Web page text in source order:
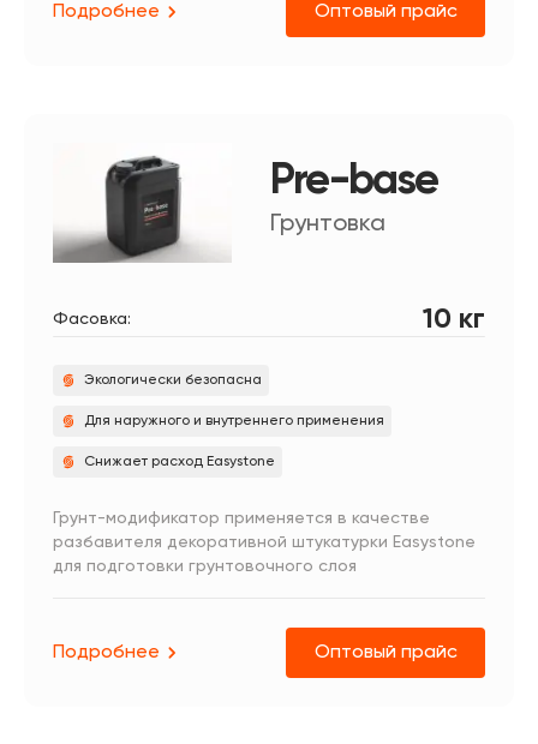
Подробнее Оптовый прайс
Pre-base
Грунтовка
Фасовка: 10 кг
Экологически безопасна
Для наружного и внутреннего применения
Снижает расход Easystone
Грунт-модификатор применяется в качестве
разбавителя декоративной штукатурки Easystone
для подготовки грунтовочного слоя
Подробнее Оптовый прайс